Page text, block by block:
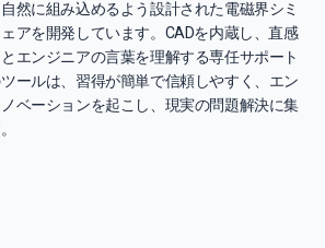
然に組み込めるよう設計された電磁界シミ
アを開発しています。CADを内蔵し、直感
エンジニアの言葉を理解する専任サポート
ールは、習得が簡単で信頼しやすく、エン
ベーションを起こし、現実の問題解決に集